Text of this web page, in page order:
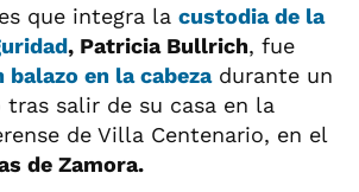
que integra la custodia de la
, Patricia Bullrich, fue
balazo en la cabezadurante un
salir de su casa en la
de Villa Centenario, en el
de Zamora.